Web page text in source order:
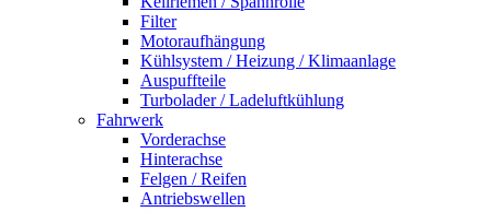
Filter
Motoraufhängung
Kühlsystem / Heizung / Klimaanlage
Auspuffteile
Turbolader / Ladeluftkühlung
Fahrwerk
Vorderachse
Hinterachse
Felgen / Reifen
Antriebswellen